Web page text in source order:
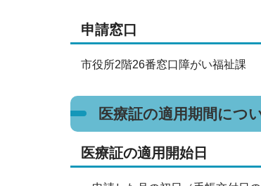
申請窓口
市役所2階26番窓口障がい福祉課
医療証の適用期間につ
医療証の適用開始日